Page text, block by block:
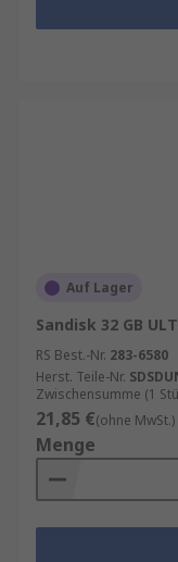
Auf Lager
Sandisk 32 GB
RS Best.-Nr. 283-6580
Herst. Teile-Nr.
Zwischensumme (1
21,85 €(ohne MwSt.)
Menge